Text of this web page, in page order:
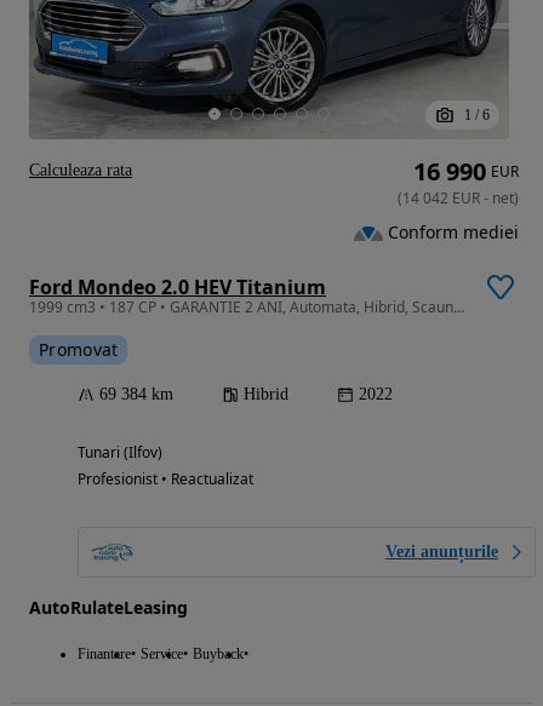
1 / 6
Ford Mondeo 2.0 HEV Titanium
1999 cm3 • 187 CP • GARANTIE 2 ANI, Automata, Hibrid, Scaune incalzite, Navi, Camera, LED
Promovat
69 384 km Hibrid 2022
Tunari (Ilfov)
Profesionist • Reactualizat
Vezi anunțurile
AutoRulateLeasing
Finantare Service Buyback
16 990 EUR
(14 042 EUR- net)
Conform mediei
Calculeaza rata